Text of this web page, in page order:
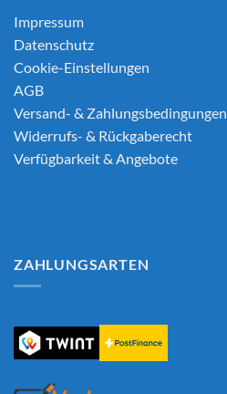
Impressum
Datenschutz
Cookie-Einstellungen
AGB
Versand- & Zahlungsbedingungen
Widerrufs- & Rückgaberecht
Verfügbarkeit & Angebote
ZAHLUNGSARTEN